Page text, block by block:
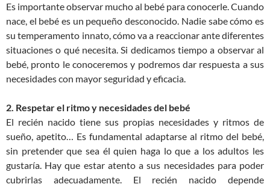
Es importante observar mucho al bebé para conocerle. Cuando
nace, el bebé es un pequeño desconocido. Nadie sabe cómo es
su temperamento innato, cómo va a reaccionar ante diferentes
situaciones o qué necesita. Si dedicamos tiempo a observar al
bebé, pronto le conoceremos y podremos dar respuesta a sus
necesidades con mayor seguridad y eficacia.
2. Respetar el ritmo y necesidades del bebé
El recién nacido tiene sus propias necesidades y ritmos de
sueño, apetito… Es fundamental adaptarse al ritmo del bebé,
sin pretender que sea él quien haga lo que a los adultos les
gustaría. Hay que estar atento a sus necesidades para poder
cubrirlas adecuadamente. El recién nacido depende